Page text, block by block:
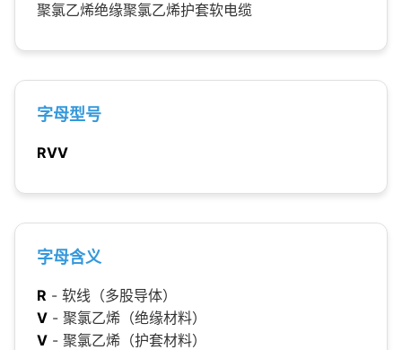
聚氯乙烯绝缘聚氯乙烯护套软电缆
字母型号
RVV
字母含义
R - 软线（多股导体）
V - 聚氯乙烯（绝缘材料）
V - 聚氯乙烯（护套材料）